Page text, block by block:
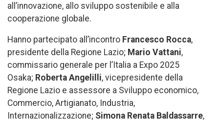
all’innovazione, allo sviluppo sostenibile e alla
cooperazione globale.
Hanno partecipato all’incontro Francesco Rocca,
presidente della Regione Lazio; Mario Vattani,
commissario generale per l’Italia a Expo 2025
Osaka; Roberta Angelilli, vicepresidente della
Regione Lazio e assessore a Sviluppo economico,
Commercio, Artigianato, Industria,
Internazionalizzazione; Simona Renata Baldassarre,